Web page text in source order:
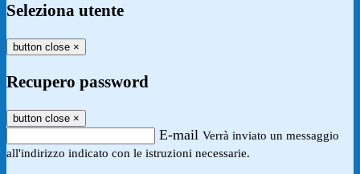
Seleziona utente
button close ×
Recupero password
button close ×
E-mail Verrà inviato un messaggio
all'indirizzo indicato con le istruzioni necessarie.